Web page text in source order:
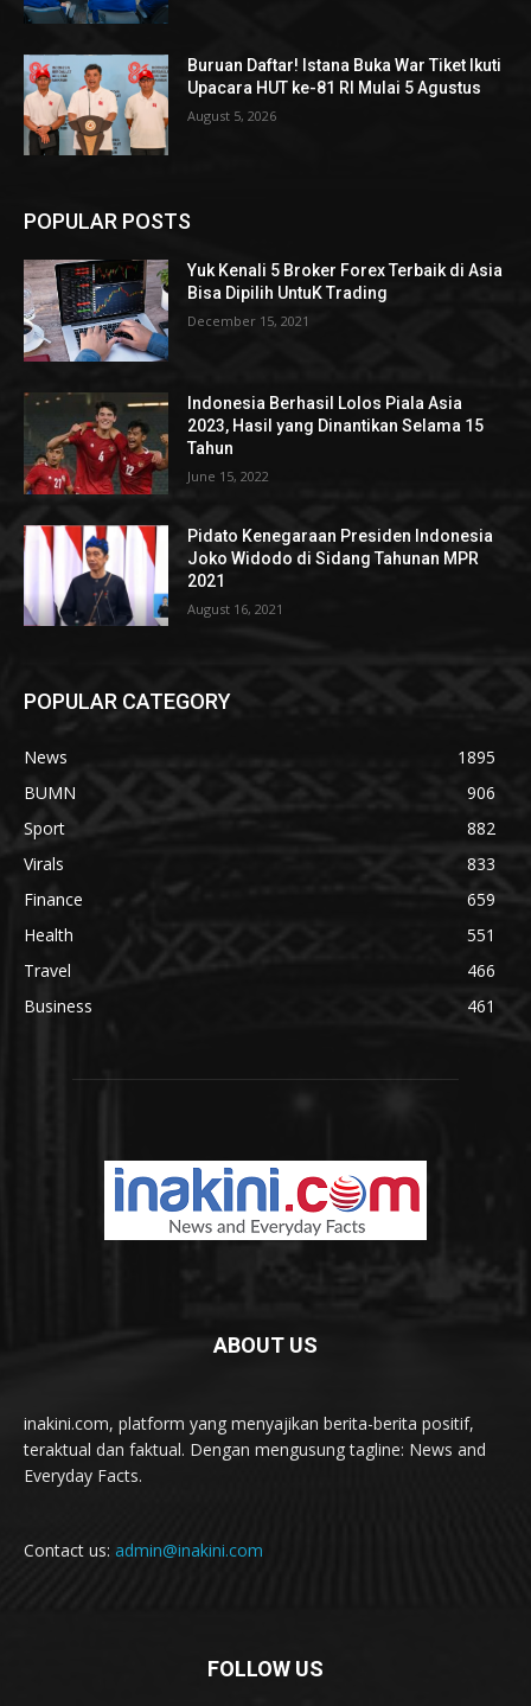
Buruan Daftar! Istana Buka War Tiket Ikuti
Upacara HUT ke-81 RI Mulai 5 Agustus
August 5, 2026
POPULAR POSTS
Yuk Kenali 5 Broker Forex Terbaik di Asia
Bisa Dipilih UntuK Trading
December 15, 2021
Indonesia Berhasil Lolos Piala Asia
2023, Hasil yang Dinantikan Selama 15
Tahun
June 15, 2022
Pidato Kenegaraan Presiden Indonesia
Joko Widodo di Sidang Tahunan MPR
2021
August 16, 2021
POPULAR CATEGORY
News
1895
BUMN
906
Sport
882
Virals
833
Finance
659
Health
551
Travel
466
Business
461
ABOUT US
inakini.com, platform yang menyajikan berita-berita positif,
teraktual dan faktual. Dengan mengusung tagline: News and
Everyday Facts.
Contact us: admin@inakini.com
FOLLOW US